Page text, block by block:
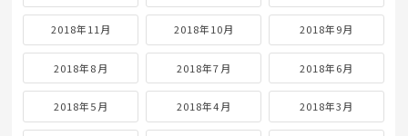
2018年11月 2018年10月 2018年9月
2018年8月 2018年7月 2018年6月
2018年5月 2018年4月 2018年3月